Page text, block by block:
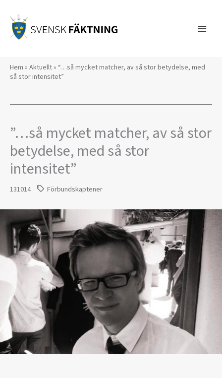
innehåll
Hem » Aktuellt» “…så mycket matcher, av så stor betydelse, med
så stor intensitet”
”…så mycket matcher, av så stor
betydelse, med så stor
intensitet”
131014 Förbundskaptener